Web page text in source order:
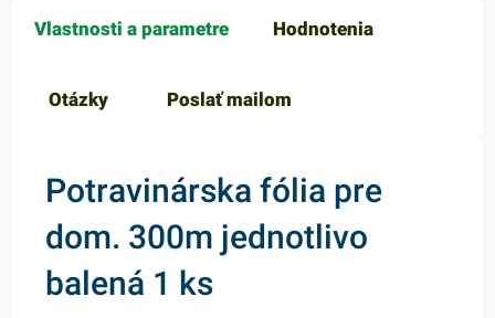
Vlastnosti a parametre Hodnotenia
Otázky Poslať mailom
Potravinárska fólia pre
dom. 300m jednotlivo
balená 1 ks